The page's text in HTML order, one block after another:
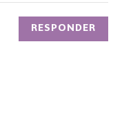
RESPONDER